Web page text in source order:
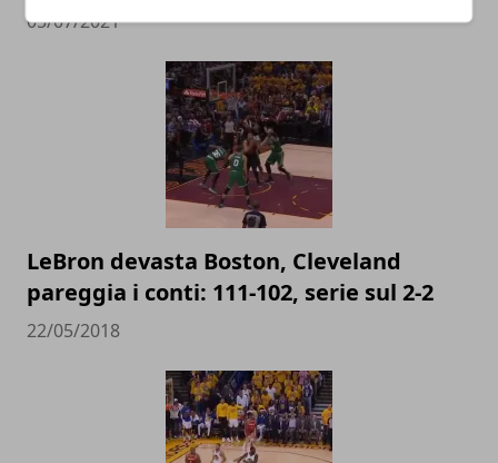
05/07/2021
LeBron devasta Boston, Cleveland
pareggia i conti: 111-102, serie sul 2-2
22/05/2018